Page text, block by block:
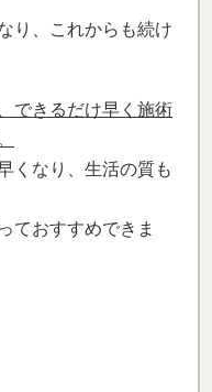
り、これからも続け
できるだけ早く施術
くなり、生活の質も
ておすすめできま